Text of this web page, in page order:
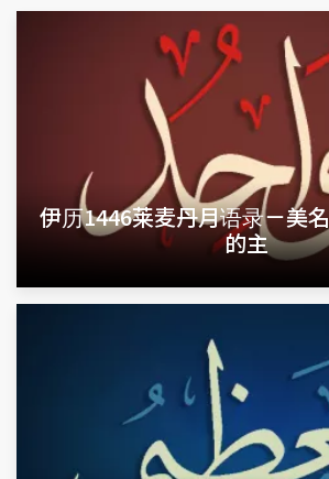
伊历1446莱麦丹月语录－美
的主